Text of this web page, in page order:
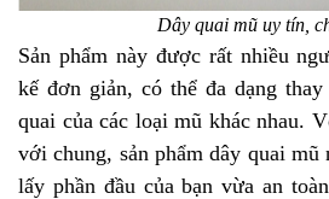
Dây quai mũ uy tín,
Sản phẩm này được rất nhiều
kế đơn giản, có thể đa dạng
quai của các loại mũ khác nhau.
với chung, sản phẩm dây quai mũ
lấy phần đầu của bạn vừa an